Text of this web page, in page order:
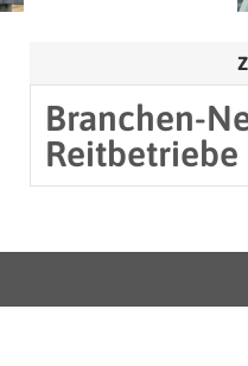
Branchen-
Reitbetriebe